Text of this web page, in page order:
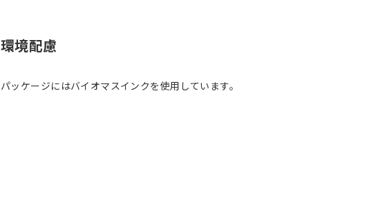
環境配慮
パッケージにはバイオマスインクを使用しています。